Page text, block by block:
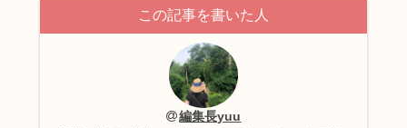
この記事を書いた人
編集長yuu